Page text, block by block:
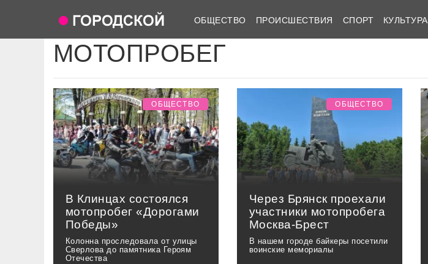
ОБЩЕСТВО ПРОИСШЕСТВИЯ СПОРТ КУЛЬТУРА
МОТОПРОБЕГ
В Клинцах состоялся
мотопробег «Дорогами
Победы»
Колонна проследовала от улицы
Сверлова до памятника Героям
Отечества
ОБЩЕСТВО
Через Брянск проехали
участники мотопробега
Москва-Брест
В нашем городе байкеры посетили
воинские мемориалы
ОБЩЕСТВО